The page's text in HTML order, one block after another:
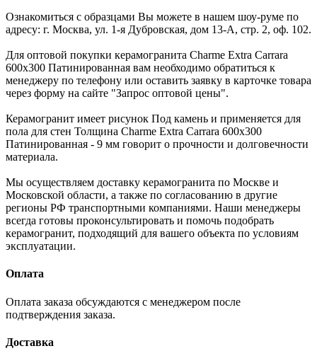
Ознакомиться с образцами Вы можете в нашем шоу-руме по
адресу: г. Москва, ул. 1-я Дубровская, дом 13-А, стр. 2, оф. 102.
Для оптовой покупки керамогранита Charme Extra Carrara
600x300 Патинированная вам необходимо обратиться к
менеджеру по телефону или оставить заявку в карточке товара
через форму на сайте "Запрос оптовой цены".
Керамогранит имеет рисунок Под камень и применяется для
пола для стен Толщина Charme Extra Carrara 600x300
Патинированная - 9 мм говорит о прочности и долговечности
материала.
Мы осуществляем доставку керамогранита по Москве и
Московской области, а также по согласованию в другие
регионы РФ транспортными компаниями. Наши менеджеры
всегда готовы проконсультировать и помочь подобрать
керамогранит, подходящий для вашего объекта по условиям
эксплуатации.
Оплата
Оплата заказа обсуждаются с менеджером после
подтверждения заказа.
Доставка